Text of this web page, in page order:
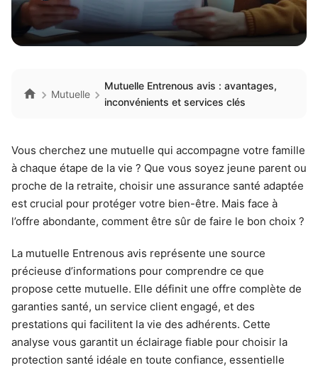
Mutuelle
Mutuelle Entrenous avis : avantages,
inconvénients et services clés
Vous cherchez une mutuelle qui accompagne votre famille
à chaque étape de la vie ? Que vous soyez jeune parent ou
proche de la retraite, choisir une assurance santé adaptée
est crucial pour protéger votre bien-être. Mais face à
l’offre abondante, comment être sûr de faire le bon choix ?
La mutuelle Entrenous avis représente une source
précieuse d’informations pour comprendre ce que
propose cette mutuelle. Elle définit une offre complète de
garanties santé, un service client engagé, et des
prestations qui facilitent la vie des adhérents. Cette
analyse vous garantit un éclairage fiable pour choisir la
protection santé idéale en toute confiance, essentielle